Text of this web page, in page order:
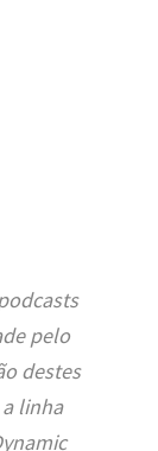
pelo
destes
linha